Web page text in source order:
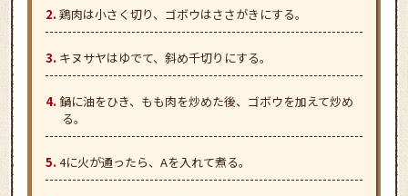
鶏肉は小さく切り、ゴボウはささがきにする。
キヌサヤはゆでて、斜め千切りにする。
鍋に油をひき、もも肉を炒めた後、ゴボウを加えて炒め
る。
4に火が通ったら、Aを入れて煮る。